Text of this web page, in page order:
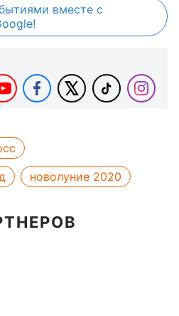
вместе с
новолуние 2020